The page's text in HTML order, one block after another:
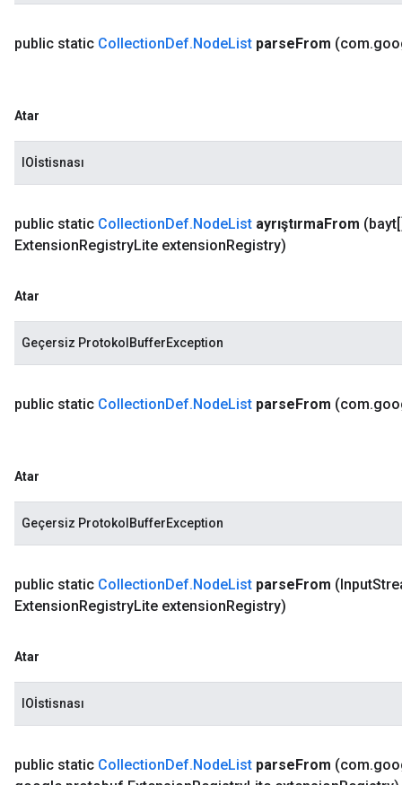
public static CollectionDef.NodeList parseFrom (com.
Atar
IOİstisnası
public static CollectionDef.NodeList ayrıştırmaFrom
ExtensionRegistryLite extensionRegistry)
Atar
Geçersiz ProtokolBufferException
public static CollectionDef.NodeList parseFrom (com.
Atar
Geçersiz ProtokolBufferException
public static CollectionDef.NodeList parseFrom (Input
ExtensionRegistryLite extensionRegistry)
Atar
IOİstisnası
public static CollectionDef.NodeList parseFrom (com.